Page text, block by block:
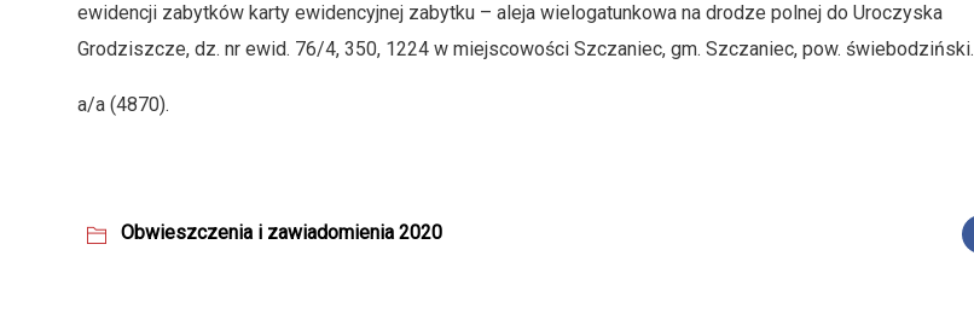
ewidencji zabytków karty ewidencyjnej zabytku – aleja wielogatunkowa na drodze polnej do Uroczyska
Grodziszcze, dz. nr ewid. 76/4, 350, 1224 w miejscowości Szczaniec, gm. Szczaniec, pow. świebodziński.
a/a (4870).
Obwieszczenia i zawiadomienia 2020